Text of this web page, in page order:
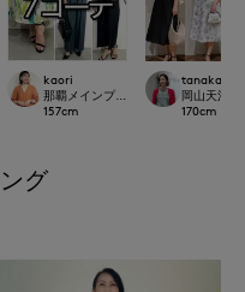
7-IDconcept./Maglie
kaori
那覇メインプレイス
157cm
tanaka
岡山天満屋
170cm
グ